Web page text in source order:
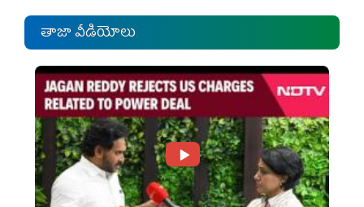
తాజా వీడియోలు